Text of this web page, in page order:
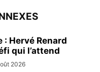
: Hervé Renard
qui l’attend
2026